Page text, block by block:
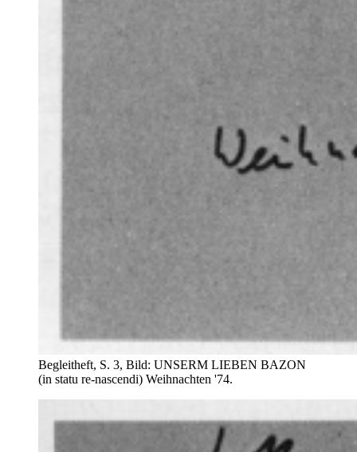
Begleitheft, S. 3, Bild: UNSERM LIEBEN BAZON
(in statu re-nascendi) Weihnachten '74.